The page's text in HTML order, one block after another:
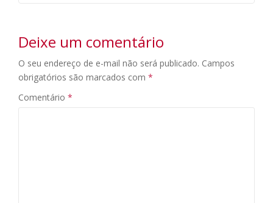
Deixe um comentário
O seu endereço de e-mail não será publicado. Campos
obrigatórios são marcados com *
Comentário *